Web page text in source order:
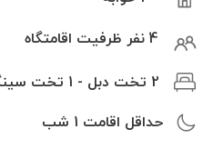
4 نفر ظرفیت اقامتگاه
2 تخت دبل - 1 تخت سینگل
حداقل اقامت 1 شب